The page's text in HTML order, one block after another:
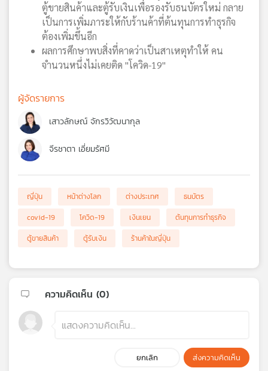
ตู้ขายสินค้าและตู้รับเงินเพื่อรองรับธนบัตรใหม่ กลาย
เป็นการเพิ่มภาระให้กับร้านค้าที่ต้นทุนการทำธุรกิจ
ต้องเพิ่มขึ้นอีก
ผลการศึกษาพบสิ่งที่คาดว่าเป็นสาเหตุทำให้ คน
จำนวนหนึ่งไม่เคยติด "โควิด-19"
ผู้จัดรายการ
เสาวลักษณ์ จักรวิวัฒนากุล
จีรชาตา เอี่ยมรัศมี
ญี่ปุ่น หน้าต่างโลก ต่างประเทศ
ธนบัตร
covid-19
โควิด-19 เงินเยน
ต้นทุนการทำธุรกิจ
ตู้ขายสินค้า
ตู้รับเงิน ร้านค้าในญี่ปุ่น
ความคิดเห็น (0)
ยกเลิก ส่งความคิดเห็น